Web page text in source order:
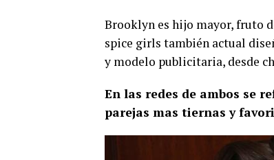
Brooklyn es hijo mayor, fruto
spice girls también actual
y modelo publicitaria, desde
En las redes de ambos se
parejas mas tiernas y